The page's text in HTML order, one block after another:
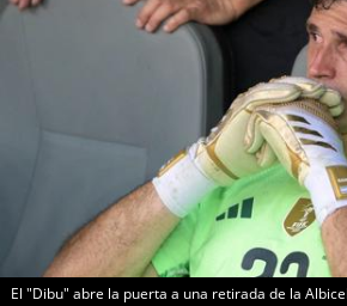
El "Dibu" abre la puerta a una retirada de la